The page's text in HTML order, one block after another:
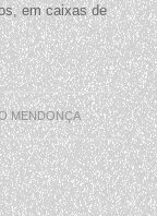
em caixas de
MENDONÇA